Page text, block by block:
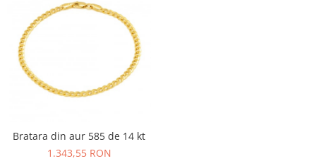
Bratara din aur 585 de 14 kt
1.343,55 RON